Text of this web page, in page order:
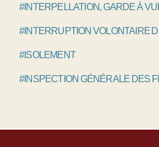
#INTERPELLATION, GARDE À
#INTERRUPTION VOLONTAIRE
#ISOLEMENT
#INSPECTION GÉNÉRALE DES